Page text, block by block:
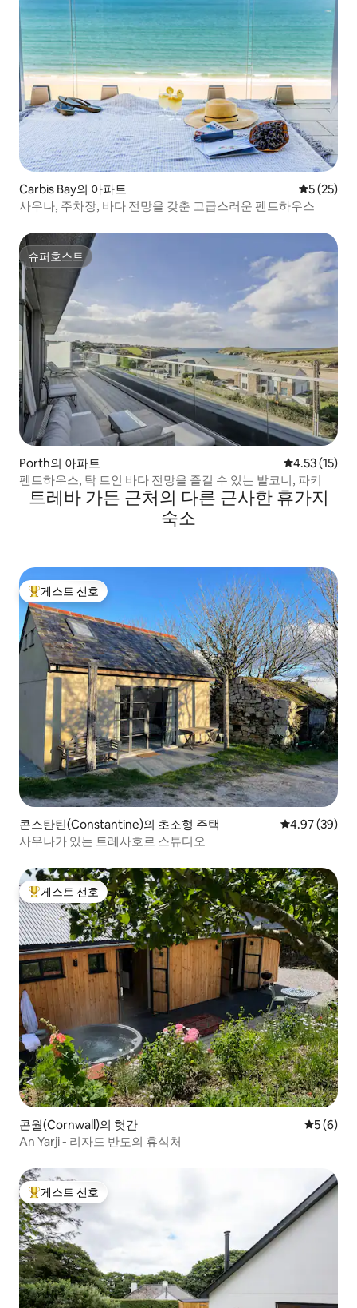
Carbis Bay의 아파트 평점 5점
5 (25)
사우나, 주차장, 바다 전망을 갖춘 고급스러운 펜트하우스
슈퍼호스트
슈퍼호스트
Porth의 아파트 평점 4.53점
4.53 (15)
펜트하우스, 탁 트인 바다 전망을 즐길 수 있는 발코니, 파키
트레바 가든 근처의 다른 근사한 휴가지
숙소
상위 게스트 선호
게스트 선호
콘스탄틴(Constantine)의 초소형 주택 평점 4.97점(5
4.97 (39)
사우나가 있는 트레사호르 스튜디오
상위 게스트 선호
게스트 선호
콘월(Cornwall)의 헛간 평점 5점
5 (6)
An Yarji - 리자드 반도의 휴식처
상위 게스트 선호
게스트 선호